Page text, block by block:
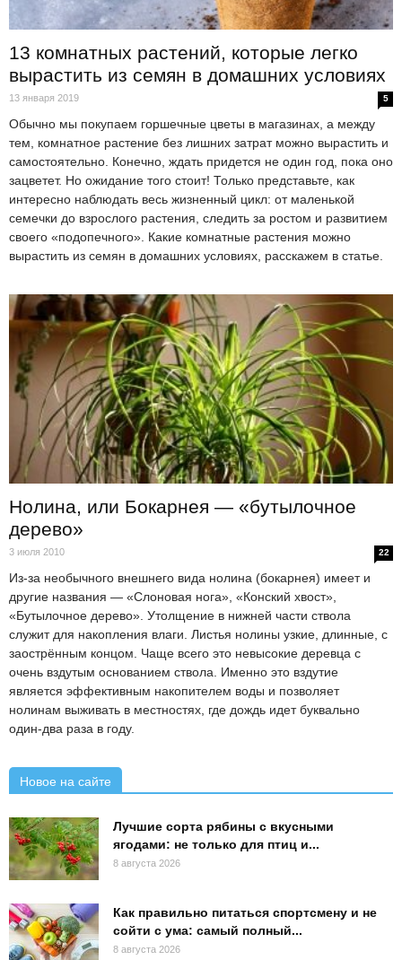
13 комнатных растений, которые легко
вырастить из семян в домашних условиях
13 января 2019 5
Обычно мы покупаем горшечные цветы в магазинах, а между
тем, комнатное растение без лишних затрат можно вырастить и
самостоятельно. Конечно, ждать придется не один год, пока оно
зацветет. Но ожидание того стоит! Только представьте, как
интересно наблюдать весь жизненный цикл: от маленькой
семечки до взрослого растения, следить за ростом и развитием
своего «подопечного». Какие комнатные растения можно
вырастить из семян в домашних условиях, расскажем в статье.
Нолина, или Бокарнея — «бутылочное
дерево»
3 июля 2010 22
Из-за необычного внешнего вида нолина (бокарнея) имеет и
другие названия — «Слоновая нога», «Конский хвост»,
«Бутылочное дерево». Утолщение в нижней части ствола
служит для накопления влаги. Листья нолины узкие, длинные, с
заострённым концом. Чаще всего это невысокие деревца с
очень вздутым основанием ствола. Именно это вздутие
является эффективным накопителем воды и позволяет
нолинам выживать в местностях, где дождь идет буквально
один-два раза в году.
Новое на сайте
Лучшие сорта рябины с вкусными
ягодами: не только для птиц и...
8 августа 2026
Как правильно питаться спортсмену и не
сойти с ума: самый полный...
8 августа 2026